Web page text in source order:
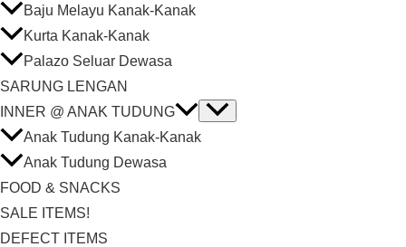
Baju Melayu Kanak-Kanak
Kurta Kanak-Kanak
Palazo Seluar Dewasa
SARUNG LENGAN
INNER @ ANAK TUDUNG
Anak Tudung Kanak-Kanak
Anak Tudung Dewasa
FOOD & SNACKS
SALE ITEMS!
DEFECT ITEMS